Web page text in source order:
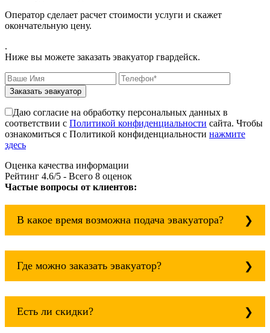
Оператор сделает расчет стоимости услуги и скажет
окончательную цену.
.
Ниже вы можете заказать эвакуатор гвардейск.
Заказать эвакуатор
Даю согласие на обработку персональных данных в
соответствии с Политикой конфиденциальности сайта. Чтобы
ознакомиться с Политикой конфиденциальности нажмите
здесь
Оценка качества информации
Рейтинг 4.6/5 - Всего 8 оценок
Частые вопросы от клиентов:
В какое время возможна подача эвакуатора?
эвакуатор гвардейск всегда рядом!
Где можно заказать эвакуатор?
расстояние звоните круглосуточно, но
Есть ли скидки?